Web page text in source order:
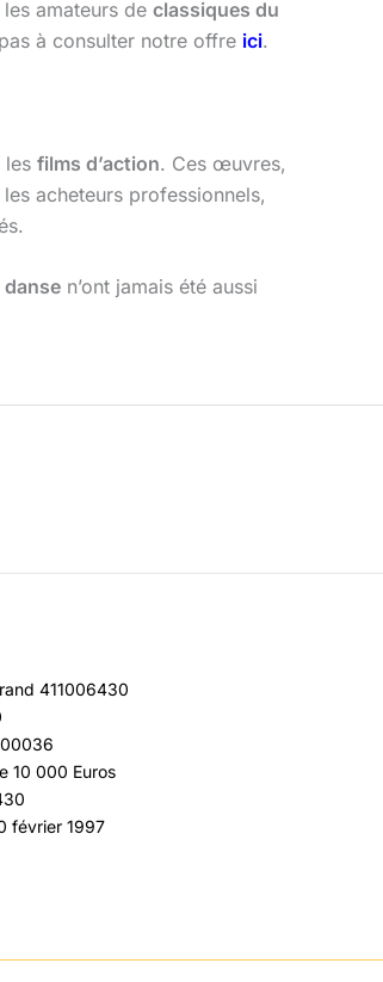
amateurs de classiques du
à consulter notre offre ici.
les films d’action. Ces œuvres,
acheteurs professionnels,
n’ont jamais été aussi
411006430
10 000 Euros
février 1997